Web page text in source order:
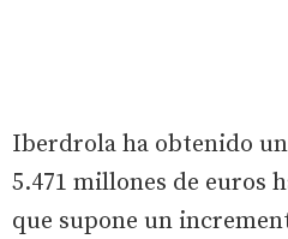
Iberdrola ha obtenido
5.471 millones de euros
que supone un